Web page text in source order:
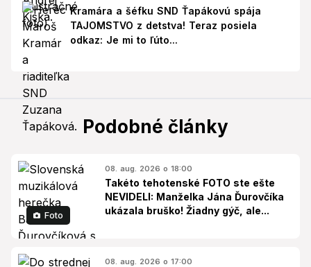
Kramára a šéfku SND Ťapákovú spája
TAJOMSTVO z detstva! Teraz posiela
odkaz: Je mi to ľúto...
Podobné články
Foto
08. aug. 2026 o 18:00
Takéto tehotenské FOTO ste ešte
NEVIDELI: Manželka Jána Ďurovčíka
ukázala bruško! Žiadny gýč, ale...
08. aug. 2026 o 17:00